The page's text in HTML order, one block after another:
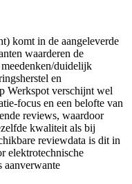
komt in de aangeleverde
waarderen de
duidelijk
en
Werkspot verschijnt wel
focus en een belofte van
reviews, waardoor
kwaliteit als bij
reviewdata is dit in
elektrotechnische
aanverwante